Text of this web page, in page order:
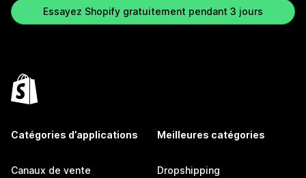
Essayez Shopify gratuitement pendant 3 jours
Catégories d’applications
Canaux de vente
Meilleures catégories
Dropshipping